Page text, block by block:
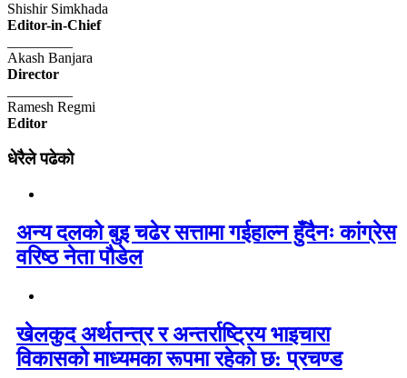
Shishir Simkhada
Editor-in-Chief
Akash Banjara
Director
Ramesh Regmi
Editor
धेरैले पढेको
अन्य दलको बुइ चढेर सत्तामा गईहाल्न हुँदैनः कांग्रेस
वरिष्ठ नेता पौडेल
खेलकुद अर्थतन्त्र र अन्तर्राष्ट्रिय भाइचारा
विकासको माध्यमका रूपमा रहेको छ: प्रचण्ड